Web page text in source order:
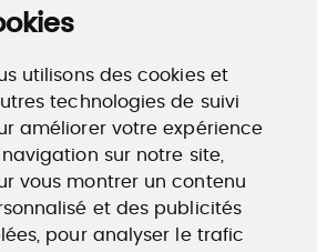
utilisons des cookies et
technologies de suivi
améliorer votre expérience
sur notre site,
vous montrer un contenu
et des publicités
pour analyser le trafic
Emploi
secteur culturel 784.000 visites et
Formation
des formations aux métiers
de la culture.
formation.com